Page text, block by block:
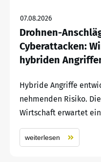
07.08.2026
Drohnen-
Cyberattacken:
hybriden
Hybride Angriffe
nehmenden Risiko.
Wirtschaft erwartet
weiterlesen